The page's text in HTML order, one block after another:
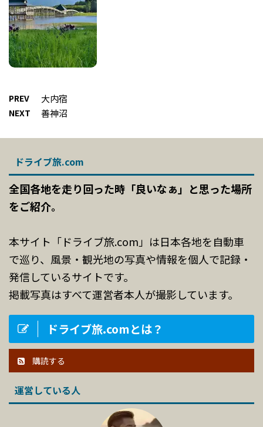
PREV 大内宿
NEXT 善神沼
ドライブ旅.com
全国各地を走り回った時「良いなぁ」と思った場所
をご紹介。
本サイト「ドライブ旅.com」は日本各地を自動車
で巡り、風景・観光地の写真や情報を個人で記録・
発信しているサイトです。
掲載写真はすべて運営者本人が撮影しています。
ドライブ旅.comとは？
購読する
運営している人